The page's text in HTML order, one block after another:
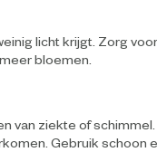
licht krijgt. Zorg
bloemen.
van ziekte of
Gebruik schoon